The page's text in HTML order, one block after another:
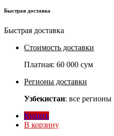
Быстрая доставка
Быстрая доставка
Стоимость доставки
Платная: 60 000 сум
Регионы доставки
Узбекистан: все регионы
Купить
В корзину